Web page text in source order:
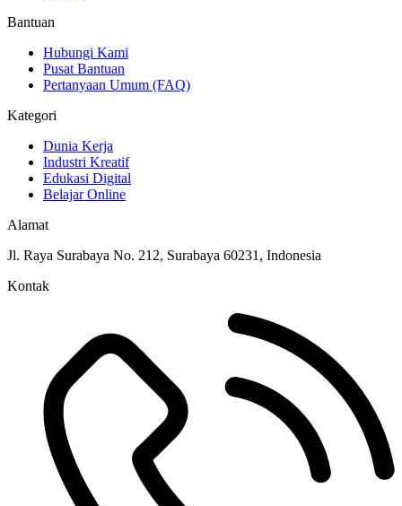
Bantuan
Hubungi Kami
Pusat Bantuan
Pertanyaan Umum (FAQ)
Kategori
Dunia Kerja
Industri Kreatif
Edukasi Digital
Belajar Online
Alamat
Jl. Raya Surabaya No. 212, Surabaya 60231, Indonesia
Kontak